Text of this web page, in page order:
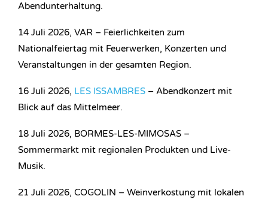
Abendunterhaltung.
14 Juli 2026, VAR – Feierlichkeiten zum
Nationalfeiertag mit Feuerwerken, Konzerten und
Veranstaltungen in der gesamten Region.
16 Juli 2026, LES ISSAMBRES – Abendkonzert mit
Blick auf das Mittelmeer.
18 Juli 2026, BORMES-LES-MIMOSAS –
Sommermarkt mit regionalen Produkten und Live-
Musik.
21 Juli 2026, COGOLIN – Weinverkostung mit lokalen